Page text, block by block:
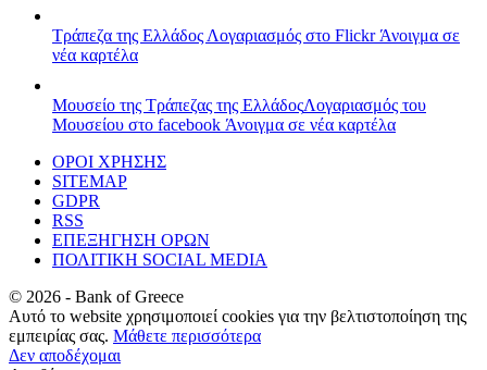
Τράπεζα της Ελλάδος Λογαριασμός στο FlickrΆνοιγμα σε
νέα καρτέλα
Μουσείο της Τράπεζας της ΕλλάδοςΛογαριασμός του
Μουσείου στο facebook Άνοιγμα σε νέα καρτέλα
ΟΡΟΙ ΧΡΗΣΗΣ
SITEMAP
GDPR
RSS
ΕΠΕΞΗΓΗΣΗ ΟΡΩΝ
ΠΟΛΙΤΙΚΗ SOCIAL MEDIA
© 2026 - Bank of Greece
Αυτό το website χρησιμοποιεί cookies για την βελτιστοποίηση της
εμπειρίας σας. Μάθετε περισσότερα
Δεν αποδέχομαι